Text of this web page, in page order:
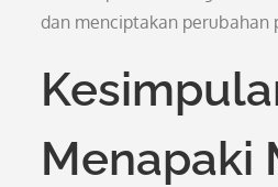
dan menciptakan perubahan
Menapaki